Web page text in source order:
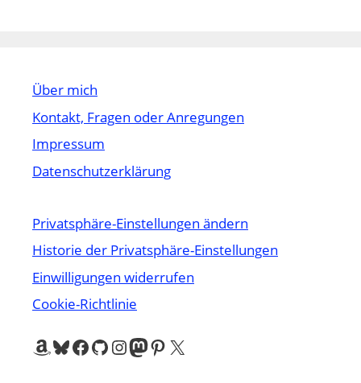
Über mich
Kontakt, Fragen oder Anregungen
Impressum
Datenschutzerklärung
Privatsphäre-Einstellungen ändern
Historie der Privatsphäre-Einstellungen
Einwilligungen widerrufen
Cookie-Richtlinie
Amazon
Bluesky
Facebook
GitHub
Instagram
Mastodon
Pinterest
X